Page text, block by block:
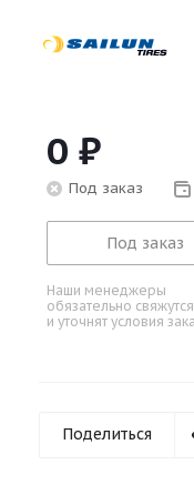
0 ₽
Под заказ
Под заказ
Наши менеджеры
обязательно
и уточнят условия
Поделиться